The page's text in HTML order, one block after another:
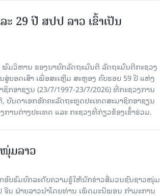
29 ປີ ສປປ ລາວ ເຂົ້າເປັນ
ມວິຫານ ຮອງນາຍົກລັດຖະມົນຕີ ລັດຖະມົນຕີກະຊວງ
ຍອດເສົາ ເພື່ອສະເຫຼີມ ສະຫຼອງ ຄົບຮອບ 59 ປີ ແຫ່ງ
ກອາຊຽນ (23/7/1997-23/7/2026) ທີ່ກະຊວງການ
ບັນດາເອກອັກຄະລັດຖະທູດປະເທດສະມາຊິກອາຊຽນ
ການຕ່າງປະເທດ ແລະ ກະຊວງທີ່ກ່ຽວຂ້ອງເຂົ້າຮ່ວມ.
ມລາວ
ອົບຮົມຍົກລະດັບຄວາມຮູ້ໃຫ້ນັກຂ່າວສື່ມວນຊົນຊາວໜຸ່ມ
ນ ຝ່າຍລາວນໍາໂດຍທ່ານ ເພັດມະນີພອນ ກຳມະການ